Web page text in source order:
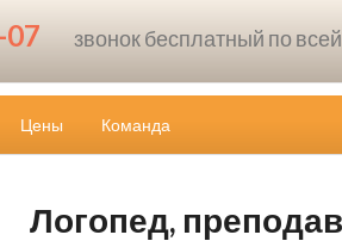
07 звонок бесплатный по
Цены Команда
Логопед,